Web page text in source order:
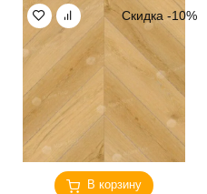
185.40 бел.руб..
В корзину
Скидка -10%